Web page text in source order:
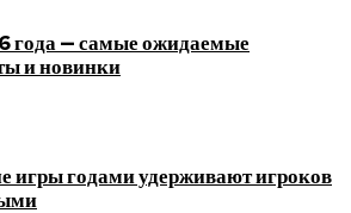
года — самые ожидаемые
и новинки
игры годами удерживают игроков